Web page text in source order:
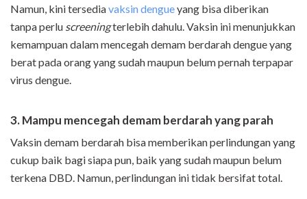
Namun, kini tersediavaksin dengueyang bisa diberikan
tanpa perlu screeningterlebih dahulu. Vaksin ini menunjukkan
kemampuan dalam mencegah demam berdarah dengue yang
berat pada orang yang sudah maupun belum pernah terpapar
virus dengue.
3. Mampu mencegah demam berdarah yang parah
Vaksin demam berdarah bisa memberikan perlindungan yang
cukup baik bagi siapa pun, baik yang sudah maupun belum
terkena DBD. Namun, perlindungan ini tidak bersifat total.